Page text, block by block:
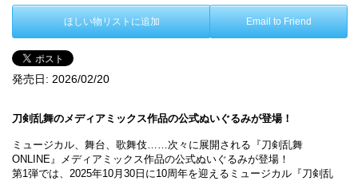
ほしい物リストに追加 Email to Friend
発売日: 2026/02/20
刀剣乱舞のメディアミックス作品の公式ぬいぐるみが登場！
ミュージカル、舞台、歌舞伎……次々に展開される『刀剣乱舞
ONLINE』メディアミックス作品の公式ぬいぐるみが登場！
第1弾では、2025年10月30日に10周年を迎えるミュージカル『刀剣乱